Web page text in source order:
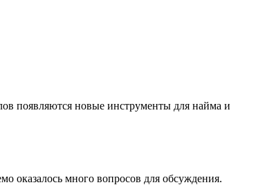
появляются новые инструменты для найма и
оказалось много вопросов для обсуждения.